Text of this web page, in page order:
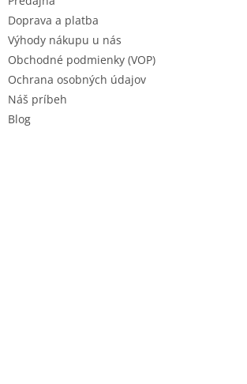
Doprava a platba
Výhody nákupu u nás
Obchodné podmienky (VOP)
Ochrana osobných údajov
Náš príbeh
Blog